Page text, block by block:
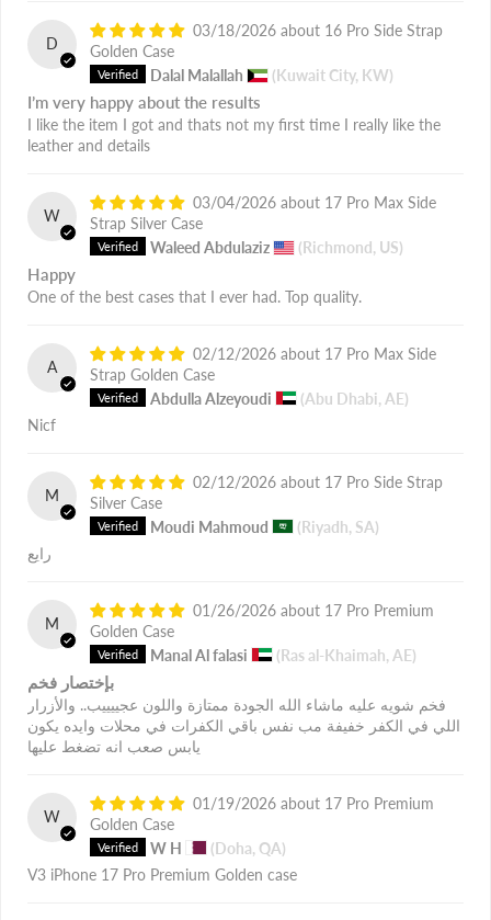
D
03/18/2026
16 Pro Side Strap
Golden Case
Dalal Malallah
(Kuwait City, KW)
I’m very happy about the results
I like the item I got and thats not my first time I really like the
leather and details
W
03/04/2026
17 Pro Max Side
Strap Silver Case
Waleed Abdulaziz
(Richmond, US)
Happy
One of the best cases that I ever had. Top quality.
A
02/12/2026
17 Pro Max Side
Strap Golden Case
Abdulla Alzeyoudi
(Abu Dhabi, AE)
Nicf
M
02/12/2026
17 Pro Side Strap
Silver Case
Moudi Mahmoud
(Riyadh, SA)
رايع
M
01/26/2026
17 Pro Premium
Golden Case
Manal Al falasi
(Ras al-Khaimah, AE)
بإختصار فخم
فخم شويه عليه ماشاء الله الجودة ممتازة واللون عجييييب.. والأزرار
اللي في الكفر خفيفة مب نفس باقي الكفرات في محلات وايده يكون
يابس صعب انه تضغط عليها
W
01/19/2026
17 Pro Premium
Golden Case
W H
(Doha, QA)
V3 iPhone 17 Pro Premium Golden case